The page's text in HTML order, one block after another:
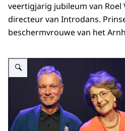
veertigjarig jubileum van
directeur van Introdans.
beschermvrouwe van het
Vergroot afbeelding Prinses Margriet